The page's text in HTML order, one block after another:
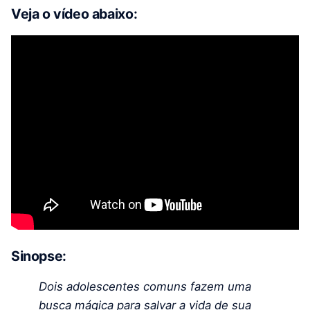
Veja o vídeo abaixo:
Sinopse:
Dois adolescentes comuns fazem uma
busca mágica para salvar a vida de sua